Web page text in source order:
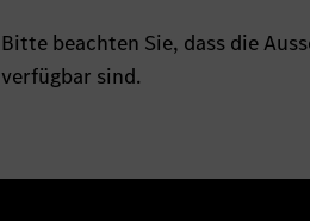
Bitte beachten Sie, dass die
verfügbar sind.